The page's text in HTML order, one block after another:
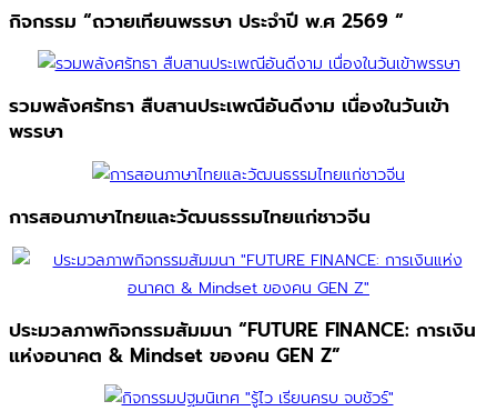
กิจกรรม “ถวายเทียนพรรษา ประจำปี พ.ศ 2569 “
รวมพลังศรัทธา สืบสานประเพณีอันดีงาม เนื่องในวันเข้า
พรรษา
การสอนภาษาไทยและวัฒนธรรมไทยแก่ชาวจีน
ประมวลภาพกิจกรรมสัมมนา “FUTURE FINANCE: การเงิน
แห่งอนาคต & Mindset ของคน GEN Z”